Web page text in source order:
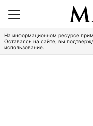
На информационном ресурсе
Оставаясь на сайте, вы
использование.